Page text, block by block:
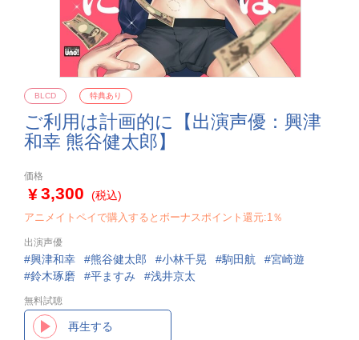
ご利用は計画的に【出演声優：興津
和幸 熊谷健太郎】
BLCD 特典あり
価格
3,300 (税込)
アニメイトペイで購入するとボーナスポイント還元:1％
出演声優
興津和幸 熊谷健太郎 小林千晃 駒田航
宮崎遊
鈴木琢磨
平ますみ 浅井京太
無料試聴
再生する